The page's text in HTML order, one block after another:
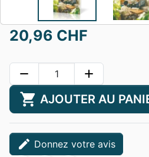
20,96 CHF
remove add
shopping_cart AJOUTER AU
edit Donnez votre avis